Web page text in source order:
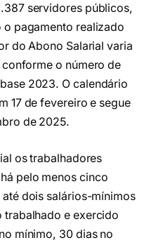
servidores públicos,
o pagamento realizado
do Abono Salarial varia
conforme o número de
2023. O calendário
17 de fevereiro e segue
de 2025.
os trabalhadores
pelo menos cinco
dois salários-mínimos
trabalhado e exercido
mínimo, 30 dias no